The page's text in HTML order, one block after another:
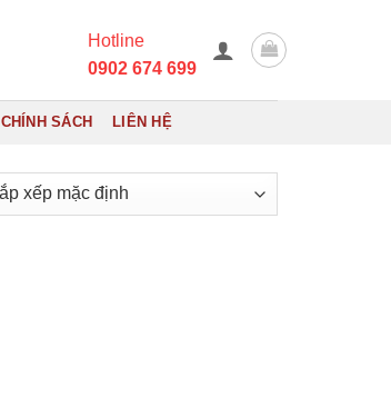
Hotline
0902 674 699
CHÍNH SÁCH LIÊN HỆ